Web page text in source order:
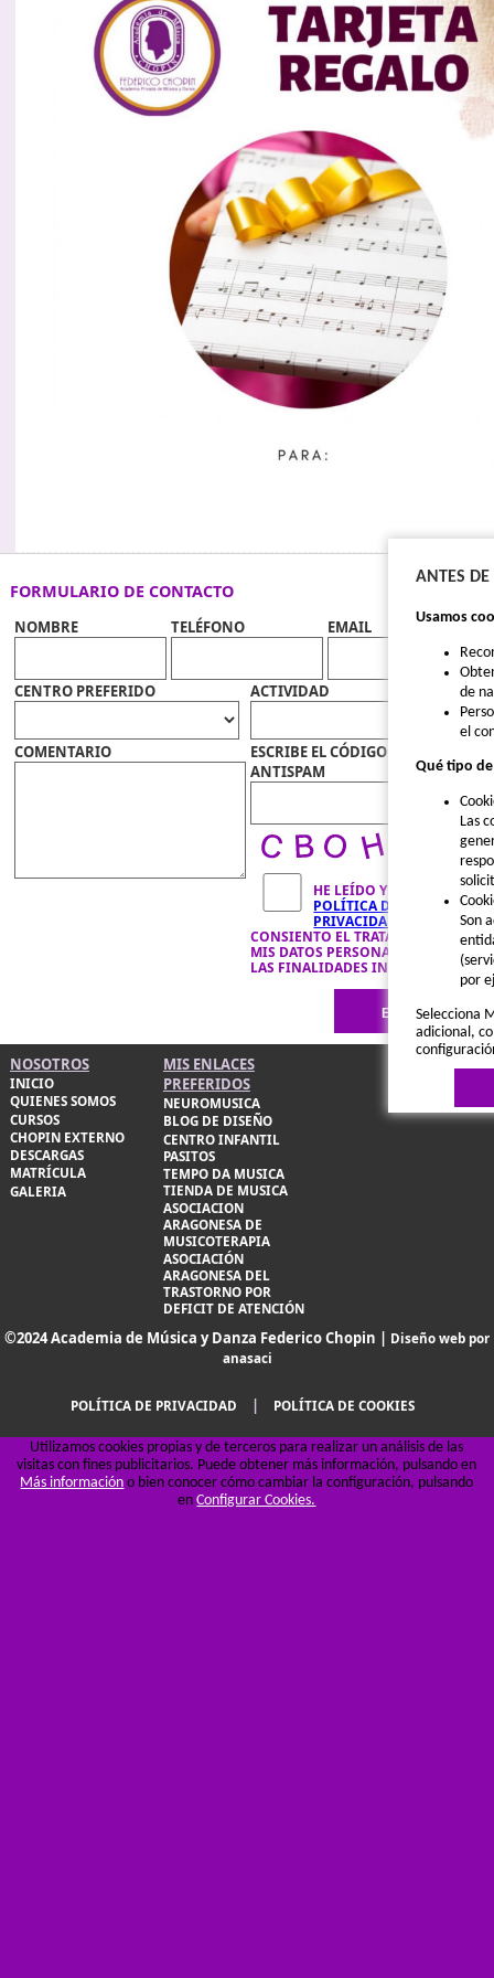
FORMULARIO DE CONTACTO
NOMBRE TELÉFONO EMAIL
CENTRO PREFERIDO ACTIVIDAD
COMENTARIO
ESCRIBE EL CÓDIGO
ANTISPAM
HE LEÍDO Y ACEPTO LA
POLÍTICA DE
PRIVACIDAD
CONSIENTO EL TRATAMIENTO DE
MIS DATOS PERSONALES PARA
LAS FINALIDADES INDICADAS.
NOSOTROS
INICIO
QUIENES SOMOS
CURSOS
CHOPIN EXTERNO
DESCARGAS
MATRÍCULA
GALERIA
MIS ENLACES
PREFERIDOS
NEUROMUSICA
BLOG DE DISEÑO
CENTRO INFANTIL
PASITOS
TEMPO DA MUSICA
TIENDA DE MUSICA
ASOCIACION
ARAGONESA DE
MUSICOTERAPIA
ASOCIACIÓN
ARAGONESA DEL
TRASTORNO POR
DEFICIT DE ATENCIÓN
©2024 Academia de Música y Danza Federico Chopin |
Diseño web por
anasaci
POLÍTICA DE PRIVACIDAD | POLÍTICA DE COOKIES
ANTES
Usamos
de
el
Qué tipo
Las
Son
por
Selecciona
adicional,
Utilizamos cookies propias y de terceros para realizar un análisis de las
visitas con fines publicitarios. Puede obtener más información, pulsando en
Más información o bien conocer cómo cambiar la configuración, pulsando
enConfigurar Cookies.